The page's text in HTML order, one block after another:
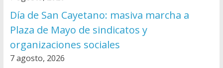
Día de San Cayetano: masiva marcha a
Plaza de Mayo de sindicatos y
organizaciones sociales
7 agosto, 2026